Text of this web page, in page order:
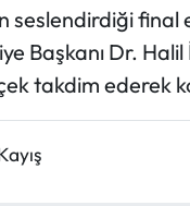
seslendirdiği
Başkanı Dr.
takdim ederek